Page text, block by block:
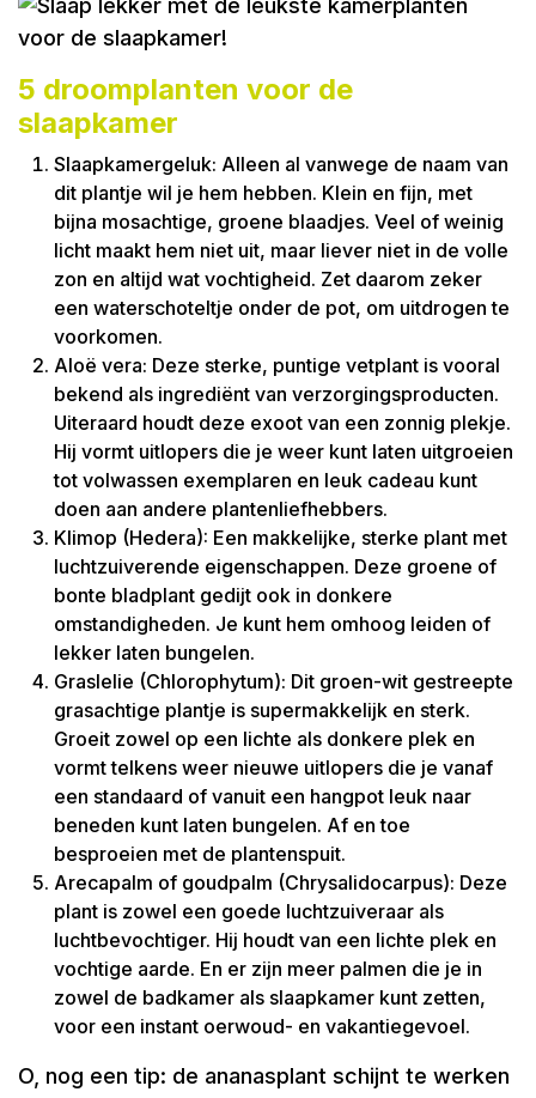
5 droomplanten voor de
slaapkamer
Slaapkamergeluk: Alleen al vanwege de naam van
dit plantje wil je hem hebben. Klein en fijn, met
bijna mosachtige, groene blaadjes. Veel of weinig
licht maakt hem niet uit, maar liever niet in de volle
zon en altijd wat vochtigheid. Zet daarom zeker
een waterschoteltje onder de pot, om uitdrogen te
voorkomen.
Aloë vera: Deze sterke, puntige vetplant is vooral
bekend als ingrediënt van verzorgingsproducten.
Uiteraard houdt deze exoot van een zonnig plekje.
Hij vormt uitlopers die je weer kunt laten uitgroeien
tot volwassen exemplaren en leuk cadeau kunt
doen aan andere plantenliefhebbers.
Klimop (Hedera): Een makkelijke, sterke plant met
luchtzuiverende eigenschappen. Deze groene of
bonte bladplant gedijt ook in donkere
omstandigheden. Je kunt hem omhoog leiden of
lekker laten bungelen.
Graslelie (Chlorophytum): Dit groen-wit gestreepte
grasachtige plantje is supermakkelijk en sterk.
Groeit zowel op een lichte als donkere plek en
vormt telkens weer nieuwe uitlopers die je vanaf
een standaard of vanuit een hangpot leuk naar
beneden kunt laten bungelen. Af en toe
besproeien met de plantenspuit.
Arecapalm of goudpalm (Chrysalidocarpus): Deze
plant is zowel een goede luchtzuiveraar als
luchtbevochtiger. Hij houdt van een lichte plek en
vochtige aarde. En er zijn meer palmen die je in
zowel de badkamer als slaapkamer kunt zetten,
voor een instant oerwoud- en vakantiegevoel.
O, nog een tip: de ananasplant schijnt te werken